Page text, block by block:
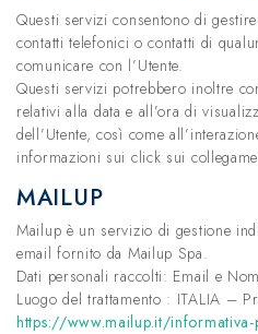
Questi servizi consentono di
contatti telefonici o contatti di
comunicare con l’Utente.
Questi servizi potrebbero inoltre
relativi alla data e all’ora di
dell’Utente, così come
informazioni sui click sui
MAILUP
Mailup è un servizio di gestione
email fornito da Mailup Spa.
Dati personali raccolti: Email e
Luogo del trattamento : ITALIA –
https://www.mailup.it/